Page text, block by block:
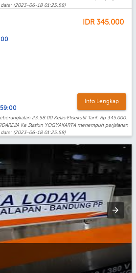
date: (2023-06-18 01:25:58)
IDR 345.000
Info Lengkap
23:58:00 Kelas:Eksekutif Tarif: Rp 345.000.
Ke Stasiun YOGYAKARTA menempuh perjalanan
date: (2023-06-18 01:25:58)